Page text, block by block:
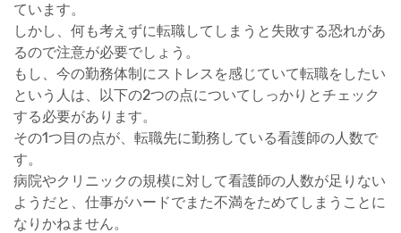
ています。
しかし、何も考えずに転職してしまうと失敗する恐れがあ
るので注意が必要でしょう。
もし、今の勤務体制にストレスを感じていて転職をしたい
という人は、以下の2つの点についてしっかりとチェック
する必要があります。
その1つ目の点が、転職先に勤務している看護師の人数で
す。
病院やクリニックの規模に対して看護師の人数が足りない
ようだと、仕事がハードでまた不満をためてしまうことに
なりかねません。